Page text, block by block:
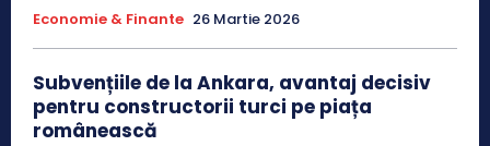
Economie & Finante 26 Martie 2026
Subvențiile de la Ankara, avantaj decisiv
pentru constructorii turci pe piața
românească